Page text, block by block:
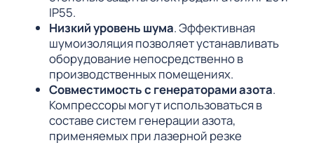
IP55.
Низкий уровень шума. Эффективная
шумоизоляция позволяет устанавливать
оборудование непосредственно в
производственных помещениях.
Совместимость с генераторами азота.
Компрессоры могут использоваться в
составе систем генерации азота,
применяемых при лазерной резке